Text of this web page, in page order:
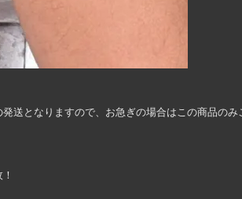
送となりますので、お急ぎの場合はこの商品の